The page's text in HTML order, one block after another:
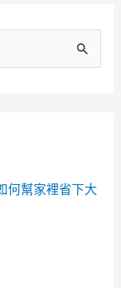
何幫家裡省下大